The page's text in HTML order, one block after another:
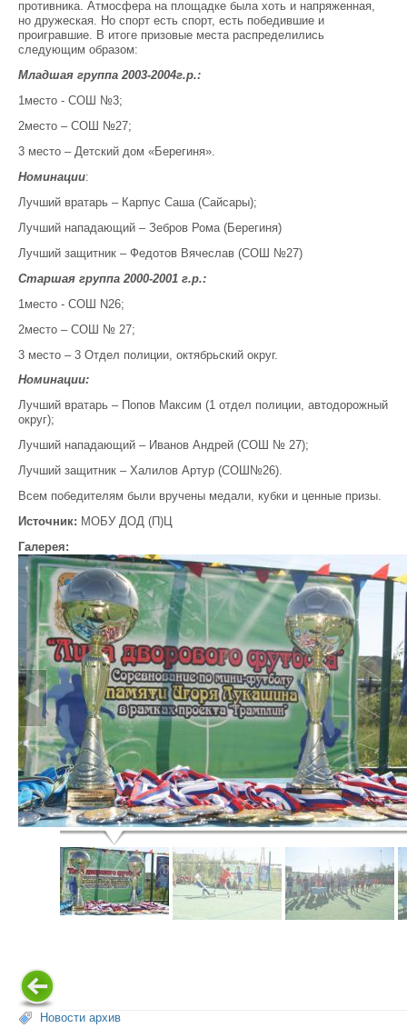
противника. Атмосфера на площадке была хоть и напряженная,
но дружеская. Но спорт есть спорт, есть победившие и
проигравшие. В итоге призовые места распределились
следующим образом:
Младшая группа 2003-2004г.р.:
1место - СОШ №3;
2место – СОШ №27;
3 место – Детский дом «Берегиня».
Номинации:
Лучший вратарь – Карпус Саша (Сайсары);
Лучший нападающий – Зебров Рома (Берегиня)
Лучший защитник – Федотов Вячеслав (СОШ №27)
Старшая группа 2000-2001 г.р.:
1место - СОШ N26;
2место – СОШ № 27;
3 место – 3 Отдел полиции, октябрьский округ.
Номинации:
Лучший вратарь – Попов Максим (1 отдел полиции, автодорожный
округ);
Лучший нападающий – Иванов Андрей (СОШ № 27);
Лучший защитник – Халилов Артур (СОШ№26).
Всем победителям были вручены медали, кубки и ценные призы.
Источник: МОБУ ДОД (П)Ц
Галерея:
Новости архив